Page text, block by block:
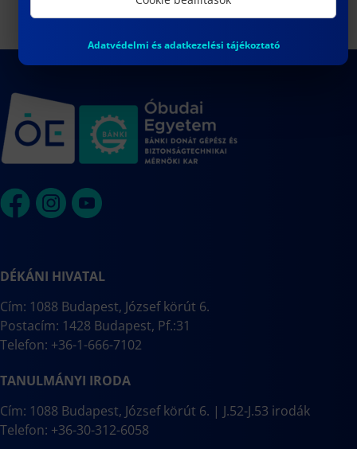
DÉKÁNI HIVATAL
Cím: 1088 Budapest, József körút 6.
Postacím: 1428 Budapest, Pf.:31
Telefon: +36-1-666-7102
TANULMÁNYI IRODA
Cím: 1088 Budapest, József körút 6. | J.52-J.53 irodák
Telefon: +36-30-312-6058
Adatvédelmi és adatkezelési tájékoztató